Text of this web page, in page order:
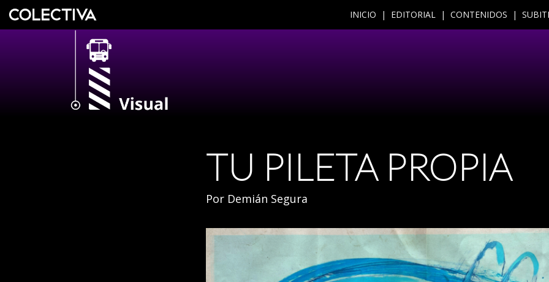
INICIO | EDITORIAL | CONTENIDOS |
TU PILETA PROPIA
Por Demián Segura